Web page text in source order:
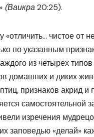
(Ваикра20:25).
«отличить… чистое от
по указанным
из четырех
домашних и диких
признаков акрид и
самостоятельной
изречения
заповедью «делай»